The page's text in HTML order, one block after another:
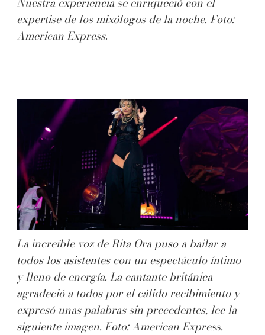
expertise de los mixólogos de la noche. Foto:
American Express.
La increíble voz de Rita Ora puso a bailar a
todos los asistentes con un espectáculo íntimo
y lleno de energía. La cantante británica
agradeció a todos por el cálido recibimiento y
expresó unas palabras sin precedentes, lee la
siguiente imagen. Foto: American Express.